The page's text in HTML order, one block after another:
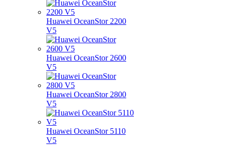
Huawei OceanStor 2200
V5
Huawei OceanStor 2600
V5
Huawei OceanStor 2800
V5
Huawei OceanStor 5110
V5